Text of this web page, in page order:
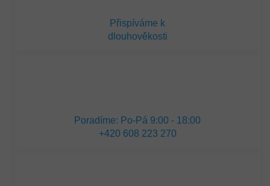
Přispíváme k
dlouhověkosti
Poradíme: Po-Pá 9:00 - 18:00
+420 608 223 270